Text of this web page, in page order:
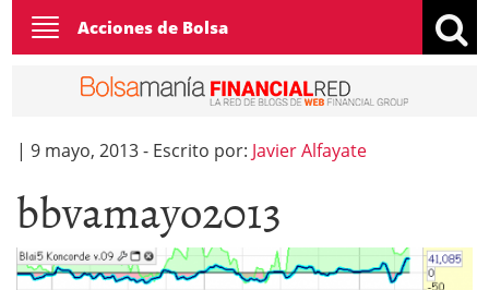
Toggle
navigation
Acciones de Bolsa
| 9 mayo, 2013- Escrito por: Javier Alfayate
bbvamayo2013